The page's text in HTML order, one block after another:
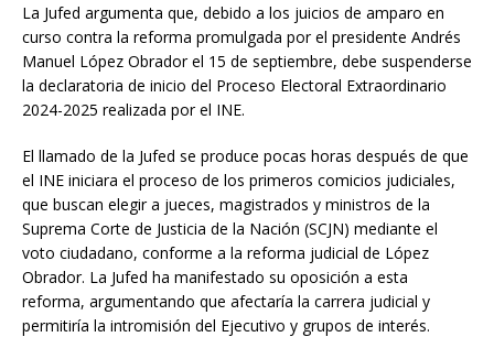
La Jufed argumenta que, debido a los juicios de amparo en
curso contra la reforma promulgada por el presidente Andrés
Manuel López Obrador el 15 de septiembre, debe suspenderse
la declaratoria de inicio del Proceso Electoral Extraordinario
2024-2025 realizada por el INE.
El llamado de la Jufed se produce pocas horas después de que
el INE iniciara el proceso de los primeros comicios judiciales,
que buscan elegir a jueces, magistrados y ministros de la
Suprema Corte de Justicia de la Nación (SCJN) mediante el
voto ciudadano, conforme a la reforma judicial de López
Obrador. La Jufed ha manifestado su oposición a esta
reforma, argumentando que afectaría la carrera judicial y
permitiría la intromisión del Ejecutivo y grupos de interés.